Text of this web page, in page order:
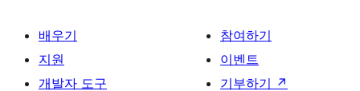
배우기
지원
개발자 도구
참여하기
이벤트
기부하기 ↗